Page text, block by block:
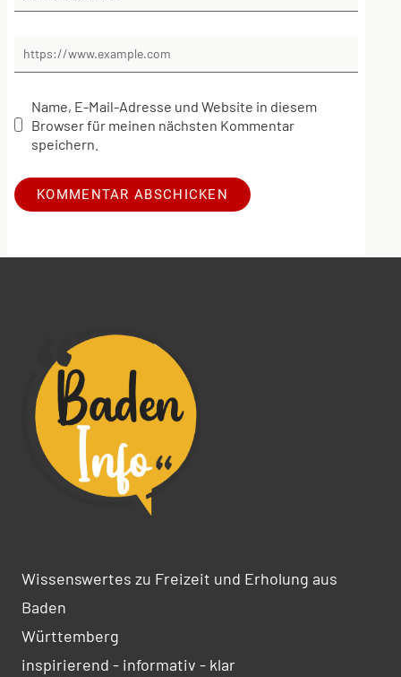
Name, E-Mail-Adresse und Website in diesem
Browser für meinen nächsten Kommentar
speichern.
Wissenswertes zu Freizeit und Erholung aus
Baden
Württemberg
inspirierend - informativ - klar